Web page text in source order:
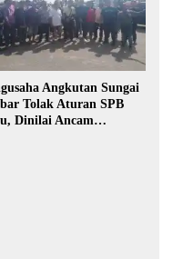
Angkutan Sungai
Tolak Aturan SPB
Dinilai Ancam